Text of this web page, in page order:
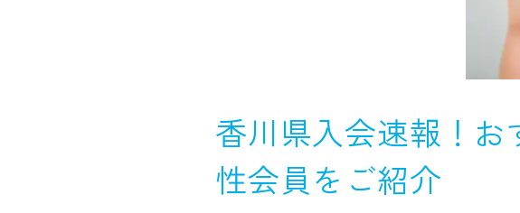
香川県入会速報！お
性会員をご紹介